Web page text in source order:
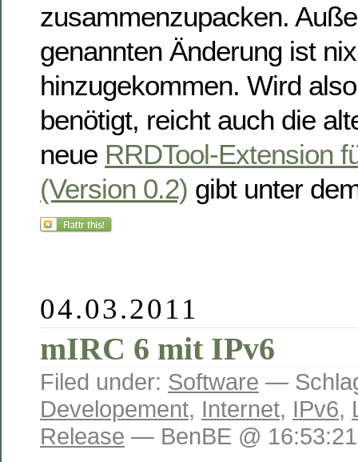
zusammenzupacken.
genannten Änderung ist
hinzugekommen. Wird
benötigt, reicht auch die
neue RRDTool-Extension
(Version 0.2) gibt unter
04.03.2011
mIRC 6 mit IPv6
Filed under: Software —
Developement, Internet, IPv6,
Release — BenBE @ 16:53:21